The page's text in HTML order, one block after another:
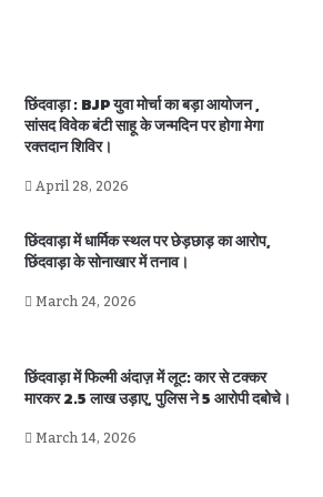
छिंदवाड़ा : BJP युवा मोर्चा का बड़ा आयोजन ,
सांसद विवेक बंटी साहू के जन्मदिन पर होगा मेगा
रक्तदान शिविर।
April 28, 2026
छिंदवाड़ा में धार्मिक स्थल पर छेड़छाड़ का आरोप,
छिंदवाड़ा के सोनाखार में तनाव।
March 24, 2026
छिंदवाड़ा में फिल्मी अंदाज़ में लूट: कार से टक्कर
मारकर 2.5 लाख उड़ाए, पुलिस ने 5 आरोपी दबोचे।
March 14, 2026